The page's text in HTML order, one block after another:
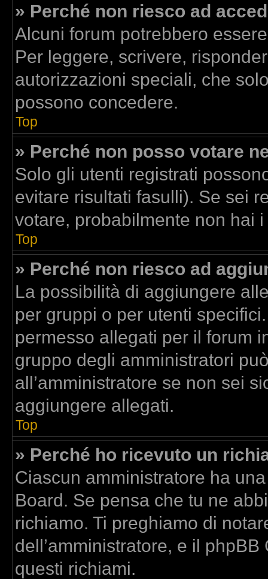
» Perché non riesco ad
Alcuni forum potrebbero
Per leggere, scrivere,
autorizzazioni speciali, che
possono concedere.
Top
» Perché non posso votare
Solo gli utenti registrati
evitare risultati fasulli). Se sei
votare, probabilmente non hai
Top
» Perché non riesco ad
La possibilità di aggiungere
per gruppi o per utenti
permesso allegati per il forum
gruppo degli amministratori
all’amministratore se non sei
aggiungere allegati.
Top
» Perché ho ricevuto un
Ciascun amministratore ha
Board. Se pensa che tu ne
richiamo. Ti preghiamo di
dell’amministratore, e il
questi richiami.